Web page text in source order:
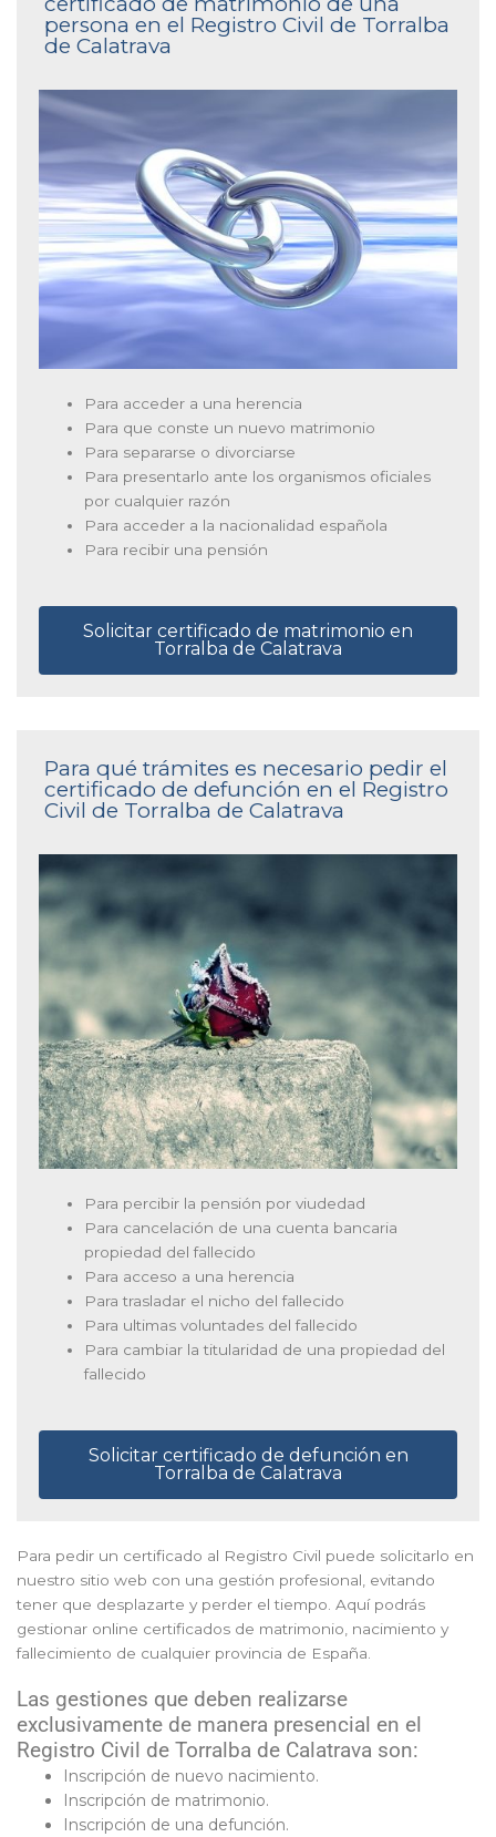
persona en el Registro Civil de Torralba
de Calatrava
Para acceder a una herencia
Para que conste un nuevo matrimonio
Para separarse o divorciarse
Para presentarlo ante los organismos oficiales
por cualquier razón
Para acceder a la nacionalidad española
Para recibir una pensión
Solicitar certificado de matrimonio en
Torralba de Calatrava
Para qué trámites es necesario pedir el
certificado de defunción en el Registro
Civil de Torralba de Calatrava
Para percibir la pensión por viudedad
Para cancelación de una cuenta bancaria
propiedad del fallecido
Para acceso a una herencia
Para trasladar el nicho del fallecido
Para ultimas voluntades del fallecido
Para cambiar la titularidad de una propiedad del
fallecido
Solicitar certificado de defunción en
Torralba de Calatrava
Para pedir un certificado al Registro Civil puede solicitarlo en
nuestro sitio web con una gestión profesional, evitando
tener que desplazarte y perder el tiempo. Aquí podrás
gestionar online certificados de matrimonio, nacimiento y
fallecimiento de cualquier provincia de España.
Las gestiones que deben realizarse
exclusivamente de manera presencial en el
Registro Civil de Torralba de Calatrava son:
Inscripción de nuevo nacimiento.
Inscripción de matrimonio.
Inscripción de una defunción.